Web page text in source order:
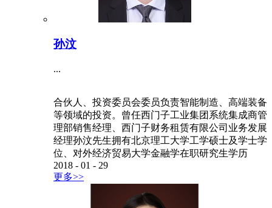
孙汶
...
合伙人、投资委员会委员负责智能制造、高端装备
等领域的投资。曾任西门子工业集团系统集成商管
理部销售经理、西门子财务租赁有限公司业务发展
经理孙汶先生拥有北京理工大学工学硕士及学士学
位、对外经济贸易大学金融学在职研究生学历
2018 - 01 - 29
更多>>